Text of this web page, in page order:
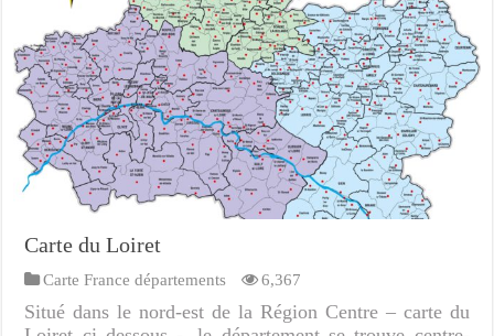
Carte du Loiret
Carte France départements 6,367
Situé dans le nord-est de la Région Centre – carte du